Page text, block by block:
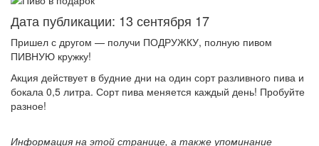
Дата публикации: 13 сентября 17
Пришел с другом — получи ПОДРУЖКУ, полную пивом
ПИВНУЮ кружку!
Акция действует в будние дни на один сорт разливного пива и
бокала 0,5 литра. Сорт пива меняется каждый день! Пробуйте
разное!
Информация на этой странице, а также упоминание